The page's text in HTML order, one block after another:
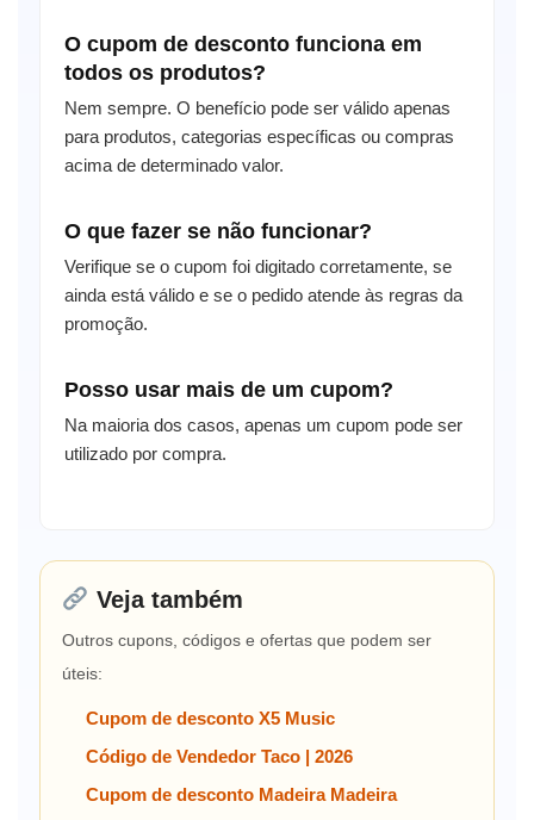
O cupom de desconto funciona em
todos os produtos?
Nem sempre. O benefício pode ser válido apenas
para produtos, categorias específicas ou compras
acima de determinado valor.
O que fazer se não funcionar?
Verifique se o cupom foi digitado corretamente, se
ainda está válido e se o pedido atende às regras da
promoção.
Posso usar mais de um cupom?
Na maioria dos casos, apenas um cupom pode ser
utilizado por compra.
Veja também
Outros cupons, códigos e ofertas que podem ser
úteis:
Cupom de desconto X5 Music
Código de Vendedor Taco | 2026
Cupom de desconto Madeira Madeira